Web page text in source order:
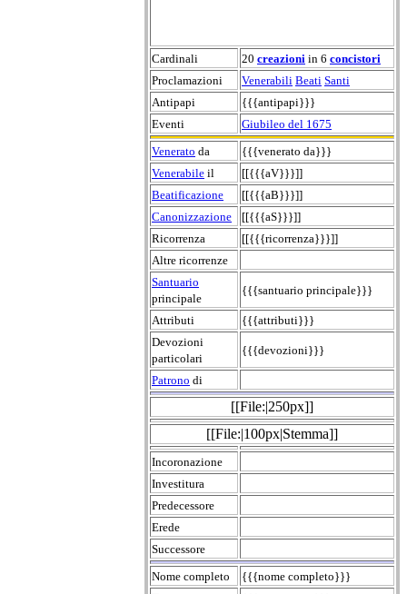
Cardinali 20 creazioni in 6 concistori
Proclamazioni
Venerabili Beati Santi
Antipapi
{{{antipapi}}}
Eventi
Giubileo del 1675
Venerato da
{{{venerato da}}}
Venerabile il
[[{{{aV}}}]]
Beatificazione
[[{{{aB}}}]]
Canonizzazione
[[{{{aS}}}]]
Ricorrenza
[[{{{ricorrenza}}}]]
Altre ricorrenze
Santuario
principale
{{{santuario principale}}}
Attributi
{{{attributi}}}
Devozioni
particolari
{{{devozioni}}}
Patrono di
[[File:|250px]]
[[File:|100px|Stemma]]
Incoronazione
Investitura
Predecessore
Erede
Successore
Nome completo
{{{nome completo}}}